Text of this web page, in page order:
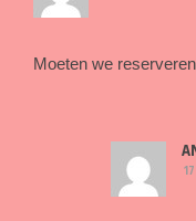
Moeten we